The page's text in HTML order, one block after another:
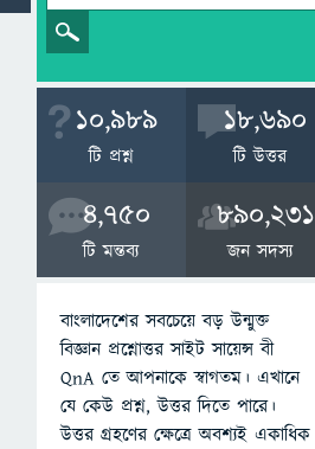
10,989
টি প্রশ্ন
18,690
টি উত্তর
4,750
টি মন্তব্য
890,231
জন সদস্য
বাংলাদেশের সবচেয়ে বড় উন্মুক্ত
বিজ্ঞান প্রশ্নোত্তর সাইট সায়েন্স বী
QnA তে আপনাকে স্বাগতম। এখানে
যে কেউ প্রশ্ন, উত্তর দিতে পারে।
উত্তর গ্রহণের ক্ষেত্রে অবশ্যই একাধিক